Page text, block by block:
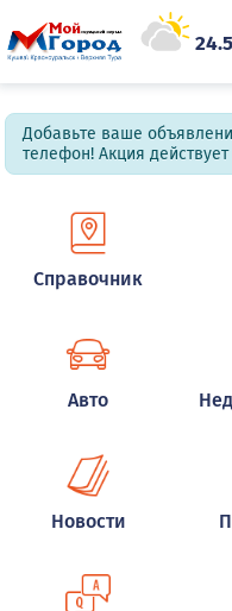
Добавьте ваше
телефон! Акция
Справочник
Авто
Новости